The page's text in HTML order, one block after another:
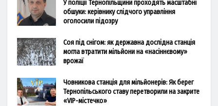
У поліції Тернопільщини проходять масштабні
обшуки: керівнику слідчого управління
оголосили підозру
Соя під снігом: як державна дослідна станція
могла втратити мільйони на «насіннєвому»
врожаї
Човникова станція для мільйонерів: Як берег
Тернопільського ставу перетворили на закрите
«VIP-містечко»